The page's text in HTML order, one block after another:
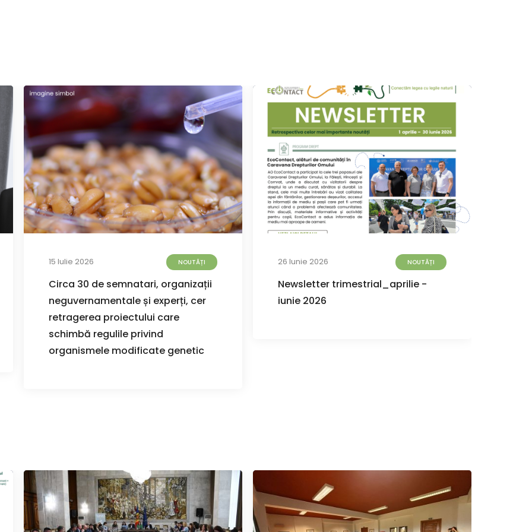
15 Iulie 2026 NOUTĂȚI
Circa 30 de semnatari, organizații
neguvernamentale și experți, cer
retragerea proiectului care
schimbă regulile privind
organismele modificate genetic
26 Iunie 2026 NOUTĂȚI
Newsletter trimestrial_aprilie -
iunie 2026